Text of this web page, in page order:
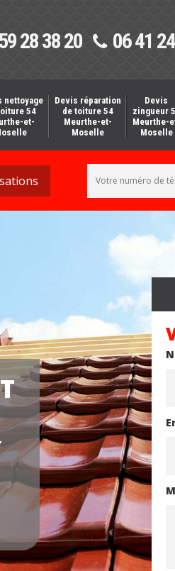
28 38 20 06 41
nettoyage
54
et-
Devis réparation
de toiture 54
Meurthe-et-
Moselle
Devis
zingueur
Meurthe-
Moselle